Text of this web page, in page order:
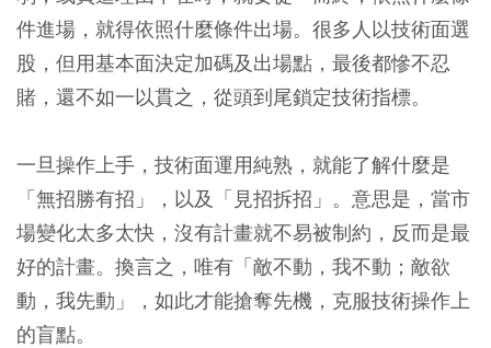
件進場，就得依照什麼條件出場。很多人以技術面選
股，但用基本面決定加碼及出場點，最後都慘不忍
賭，還不如一以貫之，從頭到尾鎖定技術指標。
一旦操作上手，技術面運用純熟，就能了解什麼是
「無招勝有招」，以及「見招拆招」。意思是，當市
場變化太多太快，沒有計畫就不易被制約，反而是最
好的計畫。換言之，唯有「敵不動，我不動；敵欲
動，我先動」，如此才能搶奪先機，克服技術操作上
的盲點。